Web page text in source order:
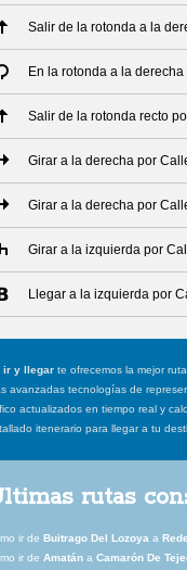
Salir de la rotonda a la
En la rotonda a la
Salir de la rotonda recto
Girar a la derecha por
Girar a la derecha por
Girar a la izquierda por
Llegar a la izquierda por
ir y llegar te ofrecemos la mejor
avanzadas tecnologías de
actualizados en tiempo real y
itenerario para llegar a tu
rutas
ir de Buitrago Del Lozoya a
ir de Amatán a Camarón De